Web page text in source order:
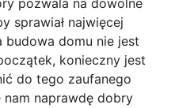
pozwala na dowolne
sprawiał najwięcej
budowa domu nie jest
konieczny jest
do tego zaufanego
naprawdę dobry